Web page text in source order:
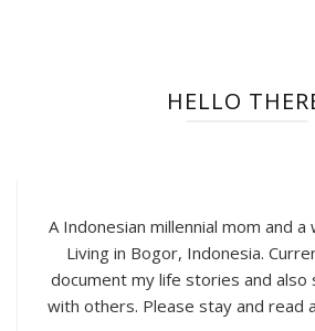
HELLO
A Indonesian millennial mom and
Living in Bogor, Indonesia.
document my life stories and also
with others. Please stay and read